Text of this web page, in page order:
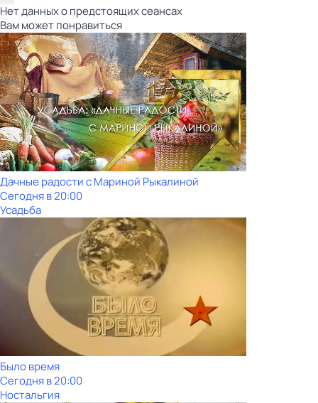
Нет данных о предстоящих сеансах
Вам может понравиться
Дачные радости с Мариной Рыкалиной
Сегодня в 20:00
Усадьба
Было время
Сегодня в 20:00
Ностальгия